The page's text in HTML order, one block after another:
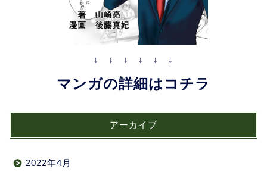
↓ ↓ ↓ ↓ ↓ ↓
マンガの詳細はコチラ
アーカイブ
2022年4月